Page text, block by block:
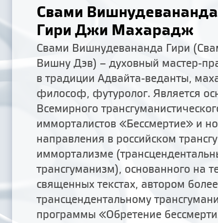
Свами Вишнудевананда
Гири Джи Махарадж
Свами Вишнудевананда Гири
Вишну Дэв) – духовный мастер-
в традиции Адвайта-веданты,
философ, футуролог. Является
Всемирного
имморталистов «Бессмертие» и
направления в российском
иммортализме
трансгуманизм), основанного на
священных текстах, автором
трансцендентальному
программы «Обретение